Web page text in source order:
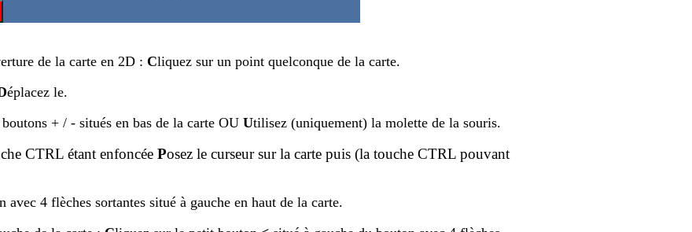
de la carte en 2D : Cliquez sur un point quelconque de la carte.
éplacez le.
+ / - situés en bas de la carte OU Utilisez (uniquement) la molette de la souris.
CTRL étant enfoncée Posez le curseur sur la carte puis (la touche CTRL pouvant
avec 4 flèches sortantes situé à gauche en haut de la carte.